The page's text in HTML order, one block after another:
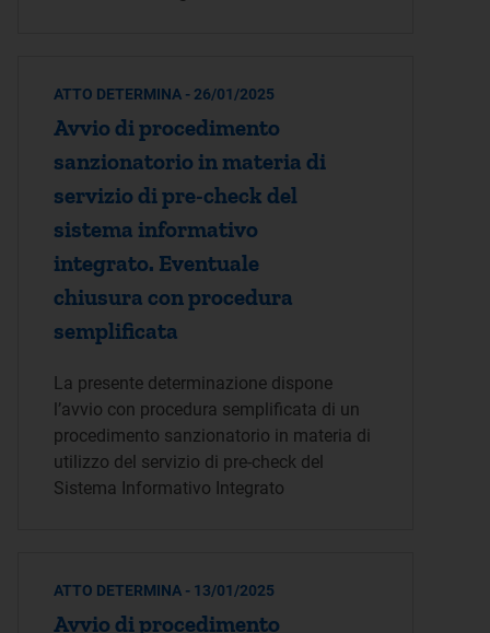
ATTO DETERMINA - 26/01/2025
Avvio di procedimento
sanzionatorio in materia di
servizio di pre-check del
sistema informativo
integrato. Eventuale
chiusura con procedura
semplificata
La presente determinazione dispone
l’avvio con procedura semplificata di un
procedimento sanzionatorio in materia di
utilizzo del servizio di pre-check del
Sistema Informativo Integrato
ATTO DETERMINA - 13/01/2025
Avvio di procedimento